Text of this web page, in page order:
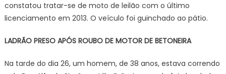
constatou tratar-se de moto de leilão com o último
licenciamento em 2013. O veículo foi guinchado ao pátio.
LADRÃO PRESO APÓS ROUBO DE MOTOR DE BETONEIRA
Na tarde do dia 26, um homem, de 38 anos, estava correndo